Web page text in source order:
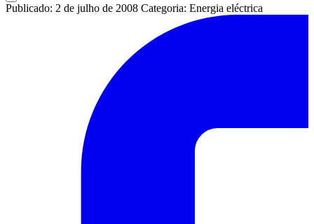
Publicado: 2 de julho de 2008 Categoria: Energia eléctrica